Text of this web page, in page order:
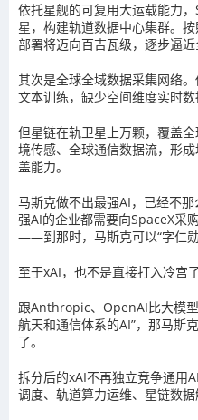
依托星舰的可复用大运载能力
星，构建轨道数据中心集群。
部署将迈向百吉瓦级，逐步逼
其次是全球全域数据采集网络
文本训练，缺少空间维度实时数
但星链在轨卫星上万颗，覆盖
境传感、全球通信数据流，形
盖能力。
马斯克做不出最强AI，已经不
强AI的企业都需要向SpaceX采
——到那时，马斯克可以“字仁勋
至于xAI，也不是直接打入冷宫了
跟Anthropic、OpenAI比大模
航天和通信体系的AI”，那马斯
了。
拆分后的xAI不再独立竞争通用
调度、轨道算力运维、星链数据